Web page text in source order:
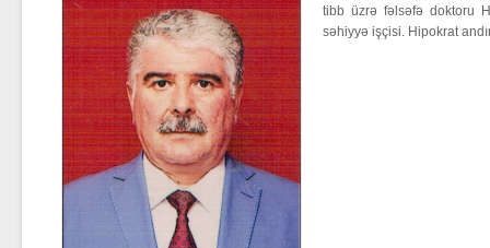
tibb üzrə fəlsəfə doktoru
səhiyyə işçisi. Hipokrat